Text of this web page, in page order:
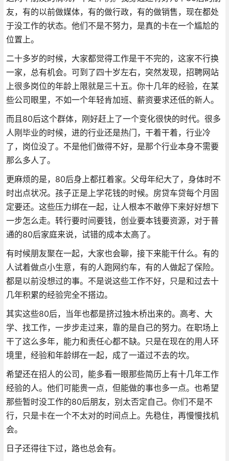
友，有的以前做媒体，有的做行政，有的做销售，现在都处
于没工作的状态。他们不是不努力，是真的卡在一个尴尬的
位置上。
二十多岁的时候，大家都觉得工作是干不完的，这家不行换
一家，总有机会。可到了四十岁左右，突然发现，招聘网站
上很多岗位的年龄上限就是三十五。你十几年的经验，在某
些公司眼里，不如一个年轻肯加班、薪资要求还低的新人。
而且80后这个群体，刚好赶上了一个变化很快的时代。很多
人刚毕业的时候，进的行业还是热门，干着干着，行业冷
了，岗位没了。不是他们做得不好，是那个行业本身不需要
那么多人了。
更麻烦的是，80后身上都扛着家。父母年纪大了，身体时不
时出点状况。孩子正是上学花钱的时候。房贷车贷每个月固
定要还。这些压力绑在一起，让人根本不敢停下来好好想下
一步怎么走。转行要时间要钱，创业要本钱要资源，对于普
通的80后家庭来说，试错的成本太高了。
有时候朋友聚在一起，大家也会聊，接下来能干什么。有的
人试着做点小生意，有的人跑网约车，有的人做起了保险。
都是以前没想过的事。不是说这些工作不好，只是和过去十
几年积累的经验完全不搭边。
其实这些80后，当年也都是挤过独木桥出来的。高考、大
学、找工作，一步步走过来，靠的是自己的努力。在职场上
干了这么多年，能力和责任心都不缺。只是在现在的用人环
境里，经验和年龄绑在一起，成了一道过不去的坎。
希望还在招人的公司，能多看一眼那些简历上有十几年工作
经验的人。他们可能贵一点，但能做的事也多一点。也希望
那些暂时没工作的80后朋友，别太否定自己。你们不是不
行，只是卡在一个不太对的时间点上。先稳住，再慢慢找机
会。
日子还得往下过，路也总会有。